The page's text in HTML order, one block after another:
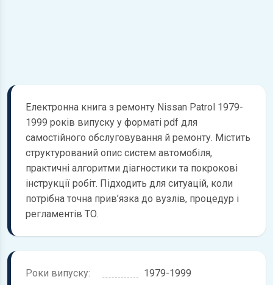
Електронна книга з ремонту Nissan Patrol 1979-
1999 років випуску у форматі pdf для
самостійного обслуговування й ремонту. Містить
структурований опис систем автомобіля,
практичні алгоритми діагностики та покрокові
інструкції робіт. Підходить для ситуацій, коли
потрібна точна прив’язка до вузлів, процедур і
регламентів ТО.
Роки випуску: 1979-1999